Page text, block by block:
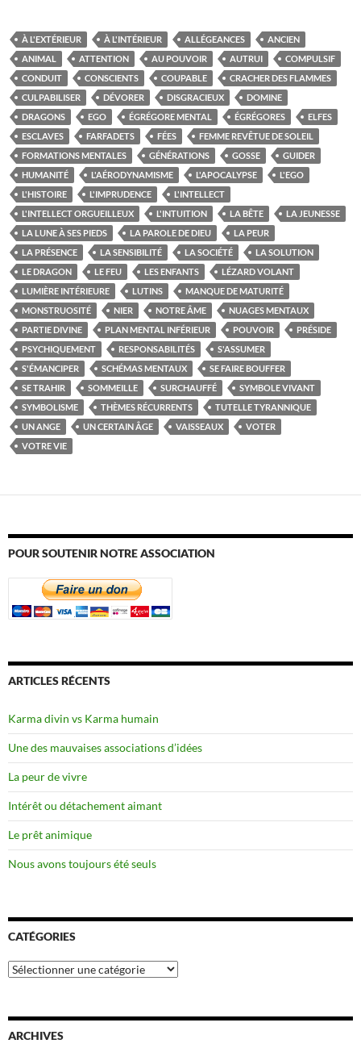
À L'EXTÉRIEUR À L'INTÉRIEUR ALLÉGEANCES
ANCIEN
ANIMAL
ATTENTION AU POUVOIR AUTRUI
COMPULSIF
CONDUIT
CONSCIENTS COUPABLE
CRACHER DES FLAMMES
CULPABILISER
DÉVORER DISGRACIEUX
DOMINE
DRAGONS
EGO ÉGRÉGORE MENTAL ÉGRÉGORES
ELFES
ESCLAVES
FARFADETS FÉES
FEMME REVÊTUE DE SOLEIL
FORMATIONS MENTALES
GÉNÉRATIONS GOSSE
GUIDER
HUMANITÉ
L'AÉRODYNAMISME L'APOCALYPSE
L'EGO
L'HISTOIRE
L'IMPRUDENCE
L'INTELLECT
L'INTELLECT ORGUEILLEUX
L'INTUITION LA BÊTE
LA JEUNESSE
LA LUNE À SES PIEDS
LA PAROLE DE DIEU
LA PEUR
LA PRÉSENCE
LA SENSIBILITÉ LA SOCIÉTÉ
LA SOLUTION
LE DRAGON
LE FEU LES ENFANTS
LÉZARD VOLANT
LUMIÈRE INTÉRIEURE
LUTINS
MANQUE DE MATURITÉ
MONSTRUOSITÉ
NIER NOTRE ÂME
NUAGES MENTAUX
PARTIE DIVINE
PLAN MENTAL INFÉRIEUR POUVOIR
PRÉSIDE
PSYCHIQUEMENT
RESPONSABILITÉS
S'ASSUMER
S'ÉMANCIPER
SCHÉMAS MENTAUX
SE FAIRE BOUFFER
SE TRAHIR
SOMMEILLE SURCHAUFFÉ
SYMBOLE VIVANT
SYMBOLISME
THÈMES RÉCURRENTS
TUTELLE TYRANNIQUE
UN ANGE
UN CERTAIN ÂGE VAISSEAUX
VOTER
VOTRE VIE
POUR SOUTENIR NOTRE ASSOCIATION
ARTICLES RÉCENTS
Karma divin vs Karma humain
Une des mauvaises associations d’idées
La peur de vivre
Intérêt ou détachement aimant
Le prêt animique
Nous avons toujours été seuls
CATÉGORIES
Catégories
ARCHIVES